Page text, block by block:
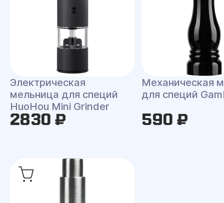
Электрическая
мельница для специй
HuoHou Mini Grinder
2830 ₽
Механическая
для специй
590 ₽